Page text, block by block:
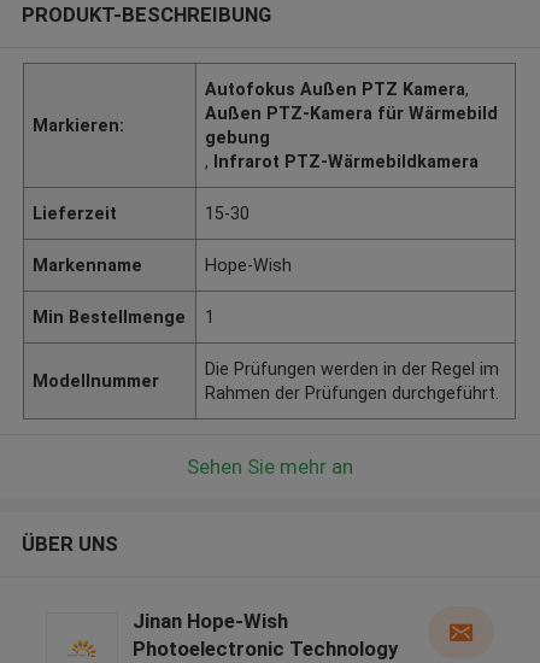
PRODUKT-BESCHREIBUNG
Markieren:
Autofokus Außen PTZ Kamera,
Außen PTZ-Kamera für Wärmebild
gebung
, Infrarot PTZ-Wärmebildkamera
Lieferzeit 15-30
Markenname Hope-Wish
Min Bestellmenge 1
Modellnummer
Die Prüfungen werden in der Regel im
Rahmen der Prüfungen durchgeführt.
Sehen Sie mehr an
ÜBER UNS
Jinan Hope-Wish
Photoelectronic Technology